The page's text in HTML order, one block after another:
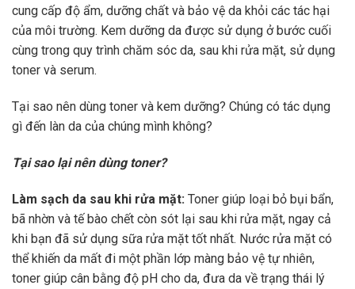
cung cấp độ ẩm, dưỡng chất và bảo vệ da khỏi các tác hại
của môi trường. Kem dưỡng da được sử dụng ở bước cuối
cùng trong quy trình chăm sóc da, sau khi rửa mặt, sử dụng
toner và serum.
Tại sao nên dùng toner và kem dưỡng? Chúng có tác dụng
gì đến làn da của chúng mình không?
Tại sao lại nên dùng toner?
Làm sạch da sau khi rửa mặt: Toner giúp loại bỏ bụi bẩn,
bã nhờn và tế bào chết còn sót lại sau khi rửa mặt, ngay cả
khi bạn đã sử dụng sữa rửa mặt tốt nhất. Nước rửa mặt có
thể khiến da mất đi một phần lớp màng bảo vệ tự nhiên,
toner giúp cân bằng độ pH cho da, đưa da về trạng thái lý